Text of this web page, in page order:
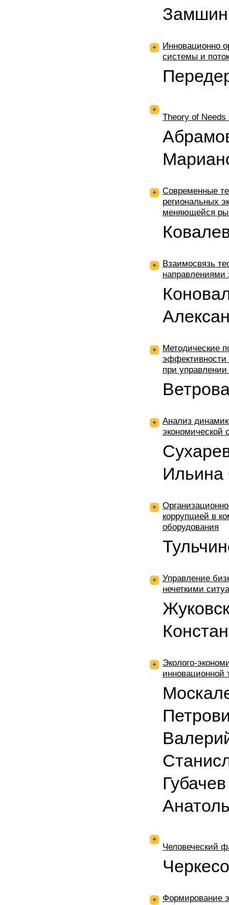
+
Инновационно
системы и
+
Theory of Needs
+
Современные
региональных
меняющейся
+
Взаимосвязь
направлениями
+
Методические
эффективности
при
+
Анализ
экономической
Ильина
+
коррупцией в
оборудования
+
Управление
нечеткими
+
Эколого-
инновационной
+
Человеческий
+
Формирование